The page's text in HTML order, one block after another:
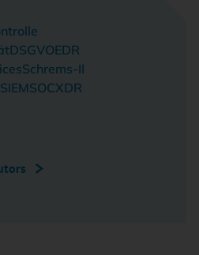
DSGVOEDR
Schrems-II
SIEMSOCXDR